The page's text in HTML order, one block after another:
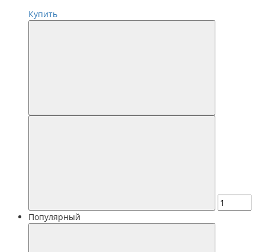
Купить
Популярный